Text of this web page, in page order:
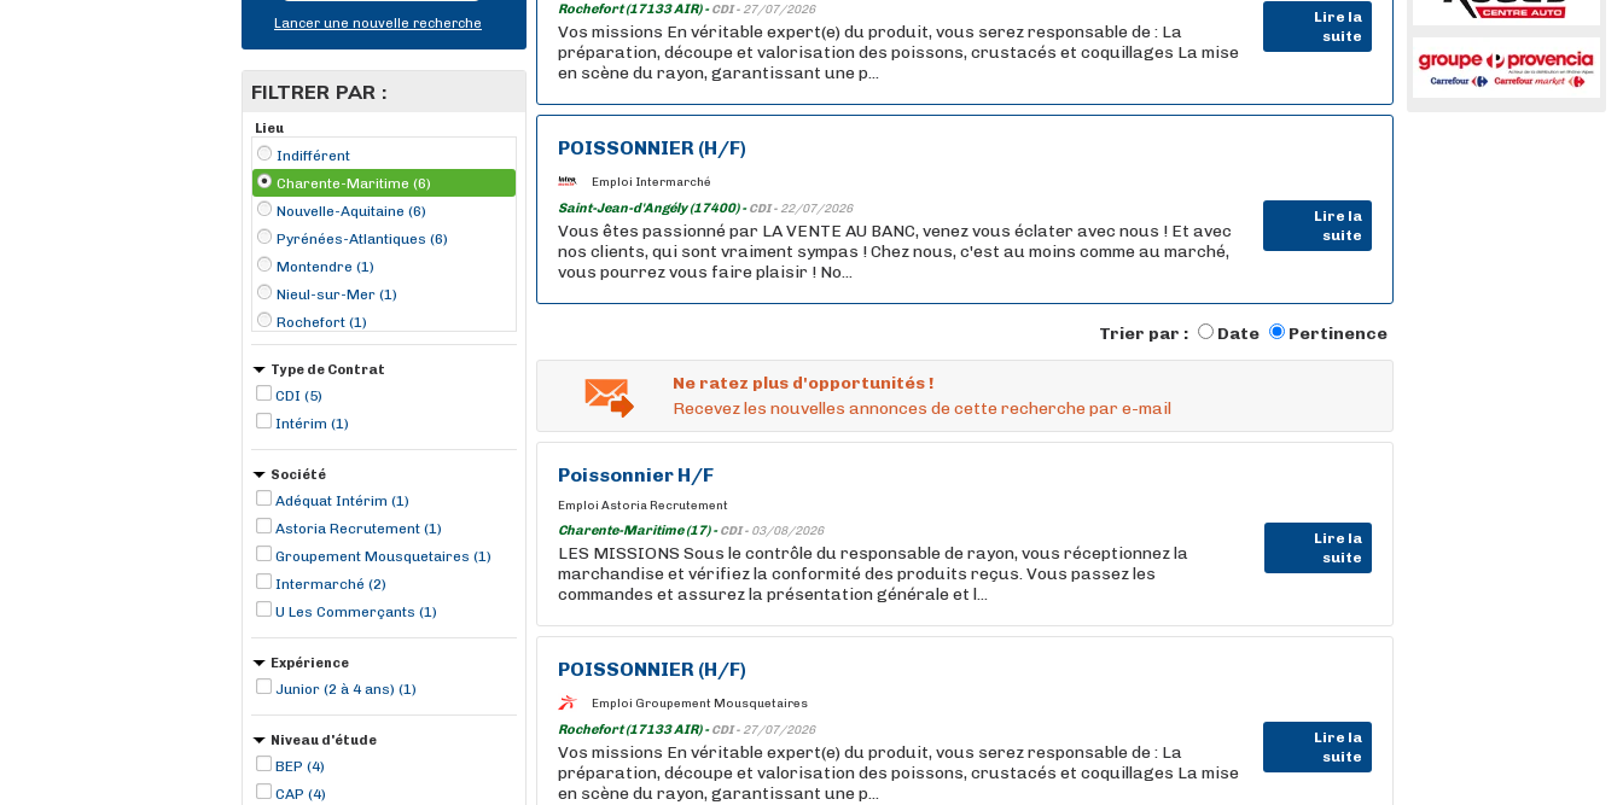
Lancer une nouvelle recherche
FILTRER PAR :
Lieu
Indifférent
Charente-Maritime (6)
Nouvelle-Aquitaine (6)
Pyrénées-Atlantiques (6)
Montendre (1)
Nieul-sur-Mer (1)
Rochefort (1)
Royan (1)
Saint-Jean-d'Angély (1)
Type de Contrat
CDI (5)
Intérim (1)
Société
Adéquat Intérim (1)
Astoria Recrutement (1)
Groupement Mousquetaires (1)
Intermarché (2)
U Les Commerçants (1)
Expérience
Junior (2 à 4 ans) (1)
Niveau d'étude
BEP (4)
CAP (4)
Rochefort (17133 AIR) -CDI - 27/07/2026
Lire la
suite
Vos missions En véritable expert(e) du produit, vous serez responsable de : La
préparation, découpe et valorisation des poissons, crustacés et coquillages La mise
en scène du rayon, garantissant une p...
POISSONNIER (H/F)
Emploi Intermarché
Saint-Jean-d'Angély (17400) -CDI - 22/07/2026
Lire la
suite
Vous êtes passionné par LA VENTE AU BANC, venez vous éclater avec nous ! Et avec
nos clients, qui sont vraiment sympas ! Chez nous, c'est au moins comme au marché,
vous pourrez vous faire plaisir ! No...
Trier par : Date Pertinence
Ne ratez plus d'opportunités !
Recevez les nouvelles annonces de cette recherche par e-mail
Poissonnier H/F
Emploi Astoria Recrutement
Charente-Maritime (17) -CDI - 03/08/2026
Lire la
suite
LES MISSIONS Sous le contrôle du responsable de rayon, vous réceptionnez la
marchandise et vérifiez la conformité des produits reçus. Vous passez les
commandes et assurez la présentation générale et l...
POISSONNIER (H/F)
Emploi Groupement Mousquetaires
Rochefort (17133 AIR) -CDI - 27/07/2026
Lire la
suite
Vos missions En véritable expert(e) du produit, vous serez responsable de : La
préparation, découpe et valorisation des poissons, crustacés et coquillages La mise
en scène du rayon, garantissant une p...